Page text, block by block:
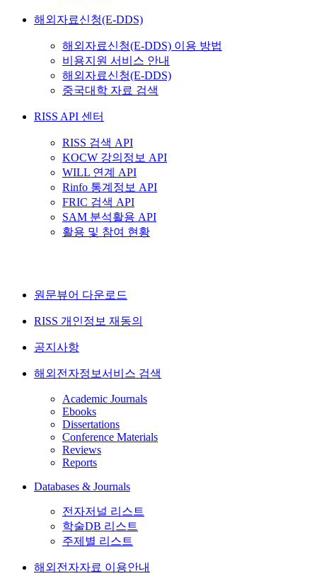
해외자료신청(E-DDS)
해외자료신청(E-DDS) 이용 방법
비용지원 서비스 안내
해외자료신청(E-DDS)
중국대학 자료 검색
RISS API 센터
RISS 검색 API
KOCW 강의정보 API
WILL 연계 API
Rinfo 통계정보 API
FRIC 검색 API
SAM 분석활용 API
활용 및 참여 현황
원문뷰어 다운로드
RISS 개인정보 재동의
공지사항
해외전자정보서비스 검색
Academic Journals
Ebooks
Dissertations
Conference Materials
Reviews
Reports
Databases & Journals
전자저널 리스트
학술DB 리스트
주제별 리스트
해외전자자료 이용안내